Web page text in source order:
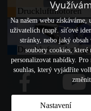
Druckluftmotoren
Druckluftwerkzeuge
Na našem webu získáváme,
uživatelích (např. síťové
stránky, nebo jaký
soubory cookies,
personalizovat nabídky.
souhlas, který vyjádříte
Nastavení